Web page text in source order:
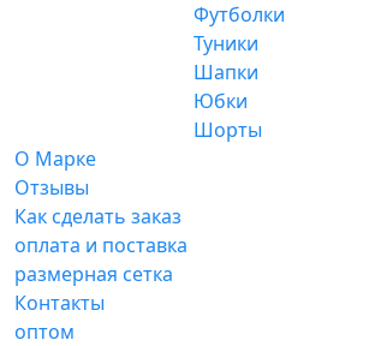
Футболки
Туники
Шапки
Юбки
Шорты
О Марке
Отзывы
Как сделать заказ
оплата и поставка
размерная сетка
Контакты
оптом